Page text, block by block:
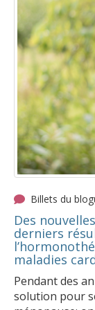
Billets du
Des
derniers
maladies
Pendant des
solution pour